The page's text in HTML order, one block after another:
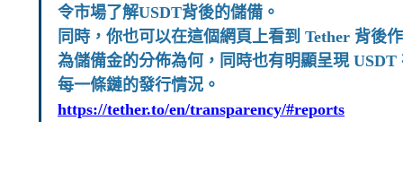
令市場了解USDT背後的儲備。
同時，你也可以在這個網頁上看到 Tether 背後作
為儲備金的分佈為何，同時也有明顯呈現 USDT
每一條鏈的發行情況。
https://tether.to/en/transparency/#reports